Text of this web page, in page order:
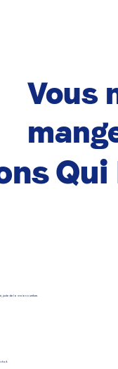
Vous
juste de la vraie nourriture.